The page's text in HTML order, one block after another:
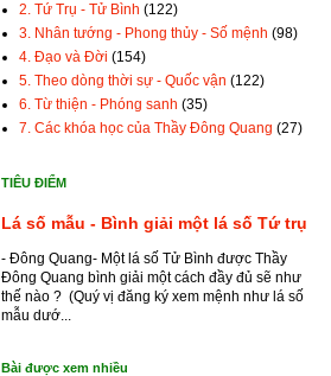
2. Tứ Trụ - Tử Bình (122)
3. Nhân tướng - Phong thủy - Số mệnh (98)
4. Đạo và Đời (154)
5. Theo dòng thời sự - Quốc vận (122)
6. Từ thiện - Phóng sanh (35)
7. Các khóa học của Thầy Đông Quang (27)
TIÊU ĐIỂM
Lá số mẫu - Bình giải một lá số Tứ trụ
- Đông Quang- Một lá số Tử Bình được Thầy
Đông Quang bình giải một cách đầy đủ sẽ như
thế nào ? (Quý vị đăng ký xem mệnh như lá số
mẫu dướ...
Bài được xem nhiều